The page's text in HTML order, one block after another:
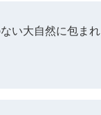
い大自然に包まれ